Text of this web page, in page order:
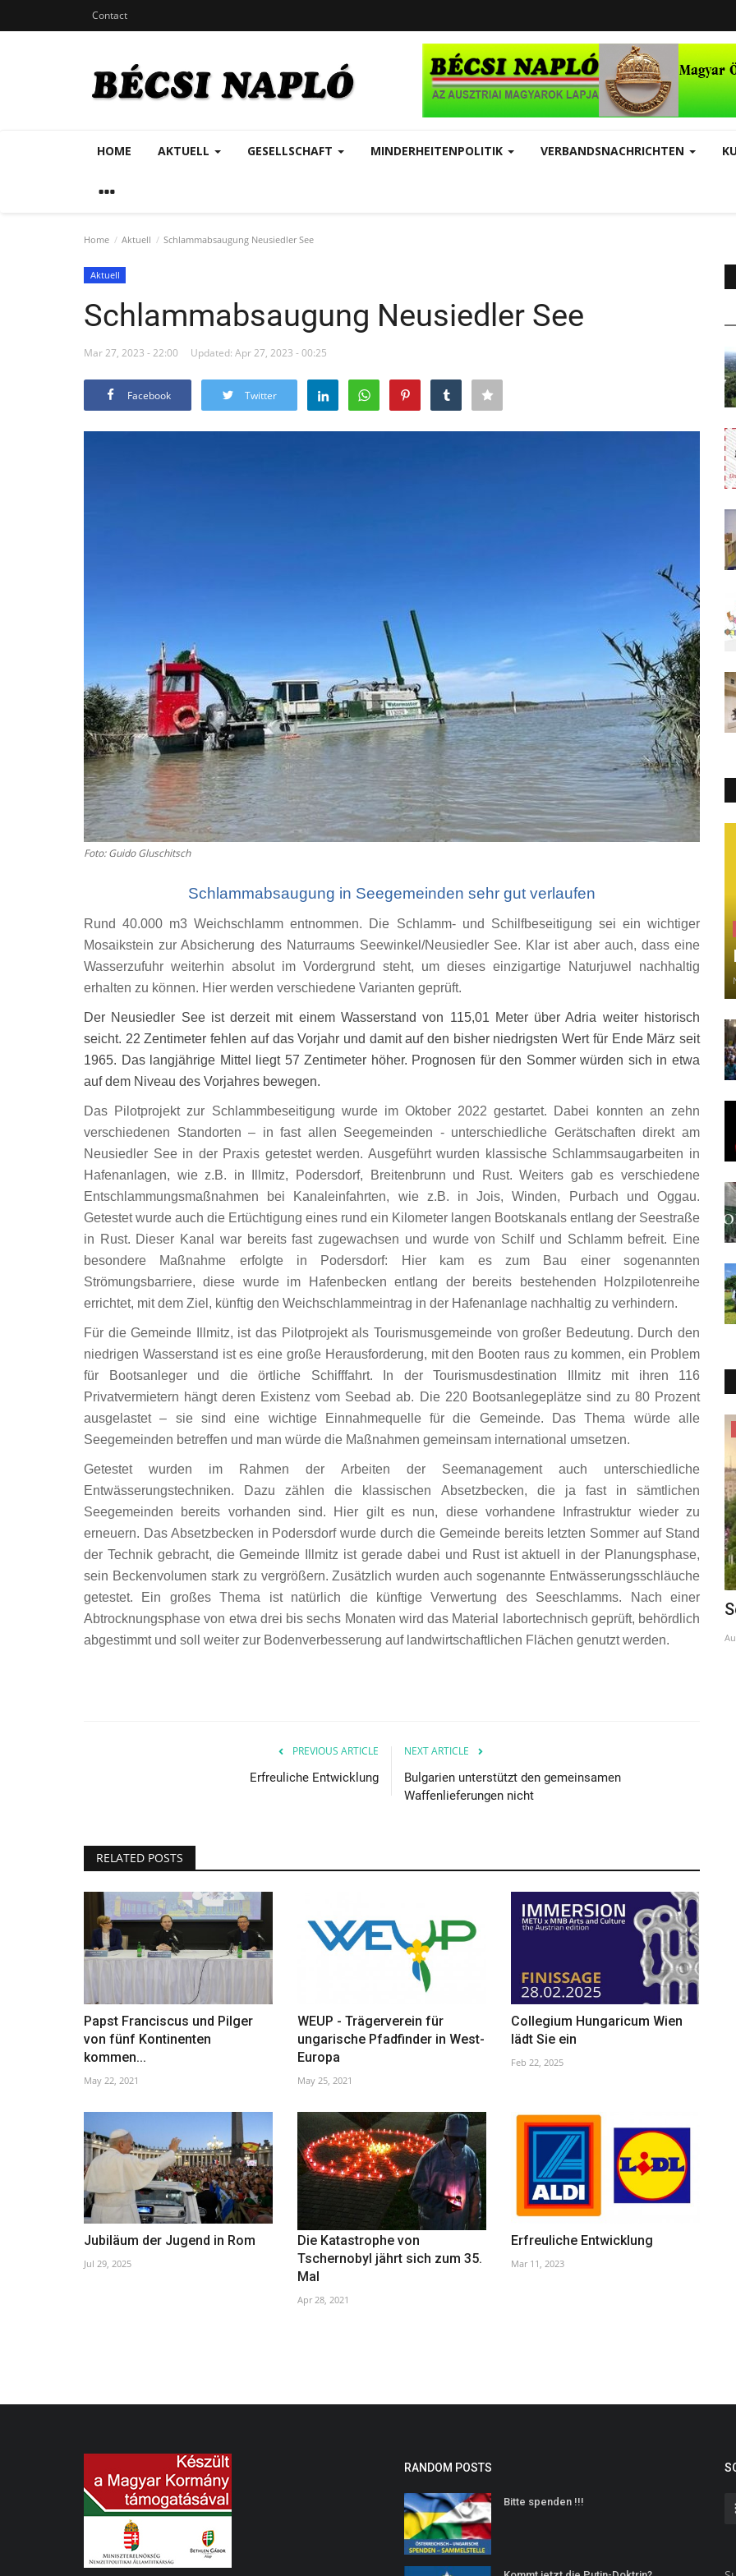
Contact
HOME AKTUELL GESELLSCHAFT MINDERHEITENPOLITIK VERBANDSNACHRICHTEN
Home Aktuell Schlammabsaugung Neusiedler See
Aktuell
Schlammabsaugung Neusiedler See
Mar 27, 2023 - 22:00 Updated: Apr 27, 2023 - 00:25
Facebook Twitter
Foto: Guido Gluschitsch
Schlammabsaugung in Seegemeinden sehr gut verlaufen
Rund 40.000 m3 Weichschlamm entnommen. Die Schlamm- und Schilfbeseitigung sei ein wichtiger
Mosaikstein zur Absicherung des Naturraums Seewinkel/Neusiedler See. Klar ist aber auch, dass eine
Wasserzufuhr weiterhin absolut im Vordergrund steht, um dieses einzigartige Naturjuwel nachhaltig
erhalten zu können. Hier werden verschiedene Varianten geprüft.
Der Neusiedler See ist derzeit mit einem Wasserstand von 115,01 Meter über Adria weiter historisch
seicht. 22 Zentimeter fehlen auf das Vorjahr und damit auf den bisher niedrigsten Wert für Ende März seit
1965. Das langjährige Mittel liegt 57 Zentimeter höher. Prognosen für den Sommer würden sich in etwa
auf dem Niveau des Vorjahres bewegen.
Das Pilotprojekt zur Schlammbeseitigung wurde im Oktober 2022 gestartet. Dabei konnten an zehn
verschiedenen Standorten – in fast allen Seegemeinden - unterschiedliche Gerätschaften direkt am
Neusiedler See in der Praxis getestet werden. Ausgeführt wurden klassische Schlammsaugarbeiten in
Hafenanlagen, wie z.B. in Illmitz, Podersdorf, Breitenbrunn und Rust. Weiters gab es verschiedene
Entschlammungsmaßnahmen bei Kanaleinfahrten, wie z.B. in Jois, Winden, Purbach und Oggau.
Getestet wurde auch die Ertüchtigung eines rund ein Kilometer langen Bootskanals entlang der Seestraße
in Rust. Dieser Kanal war bereits fast zugewachsen und wurde von Schilf und Schlamm befreit. Eine
besondere Maßnahme erfolgte in Podersdorf: Hier kam es zum Bau einer sogenannten
Strömungsbarriere, diese wurde im Hafenbecken entlang der bereits bestehenden Holzpilotenreihe
errichtet, mit dem Ziel, künftig den Weichschlammeintrag in der Hafenanlage nachhaltig zu verhindern.
Für die Gemeinde Illmitz, ist das Pilotprojekt als Tourismusgemeinde von großer Bedeutung. Durch den
niedrigen Wasserstand ist es eine große Herausforderung, mit den Booten raus zu kommen, ein Problem
für Bootsanleger und die örtliche Schifffahrt. In der Tourismusdestination Illmitz mit ihren 116
Privatvermietern hängt deren Existenz vom Seebad ab. Die 220 Bootsanlegeplätze sind zu 80 Prozent
ausgelastet – sie sind eine wichtige Einnahmequelle für die Gemeinde. Das Thema würde alle
Seegemeinden betreffen und man würde die Maßnahmen gemeinsam international umsetzen.
Getestet wurden im Rahmen der Arbeiten der Seemanagement auch unterschiedliche
Entwässerungstechniken. Dazu zählen die klassischen Absetzbecken, die ja fast in sämtlichen
Seegemeinden bereits vorhanden sind. Hier gilt es nun, diese vorhandene Infrastruktur wieder zu
erneuern. Das Absetzbecken in Podersdorf wurde durch die Gemeinde bereits letzten Sommer auf Stand
der Technik gebracht, die Gemeinde Illmitz ist gerade dabei und Rust ist aktuell in der Planungsphase,
sein Beckenvolumen stark zu vergrößern. Zusätzlich wurden auch sogenannte Entwässerungsschläuche
getestet. Ein großes Thema ist natürlich die künftige Verwertung des Seeschlamms. Nach einer
Abtrocknungsphase von etwa drei bis sechs Monaten wird das Material labortechnisch geprüft, behördlich
abgestimmt und soll weiter zur Bodenverbesserung auf landwirtschaftlichen Flächen genutzt werden.
PREVIOUS ARTICLE
Erfreuliche Entwicklung
NEXT ARTICLE
Bulgarien unterstützt den gemeinsamen
Waffenlieferungen nicht
RELATED POSTS
Papst Franciscus und Pilger
von fünf Kontinenten
kommen...
May 22, 2021
WEUP - Trägerverein für
ungarische Pfadfinder in West-
Europa
May 25, 2021
Collegium Hungaricum Wien
lädt Sie ein
Feb 22, 2025
Jubiläum der Jugend in Rom
Jul 29, 2025
Die Katastrophe von
Tschernobyl jährt sich zum 35.
Mal
Apr 28, 2021
Erfreuliche Entwicklung
Mar 11, 2023
Nóra Szabó
May 9, 2024
Umfrage zur Volksgruppenförderung
Jul 27, 2021
RANDOM POSTS
Bitte spenden !!!